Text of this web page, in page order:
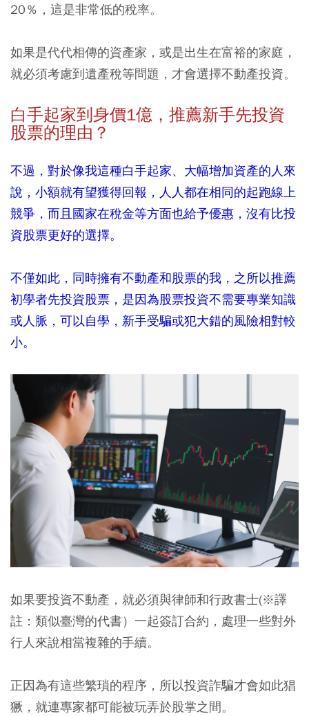
20％，這是非常低的稅率。
如果是代代相傳的資產家，或是出生在富裕的家庭，
就必須考慮到遺產稅等問題，才會選擇不動產投資。
白手起家到身價1億，推薦新手先投資
股票的理由？
不過，對於像我這種白手起家、大幅增加資產的人來
說，小額就有望獲得回報，人人都在相同的起跑線上
競爭，而且國家在稅金等方面也給予優惠，沒有比投
資股票更好的選擇。
不僅如此，同時擁有不動產和股票的我，之所以推薦
初學者先投資股票，是因為股票投資不需要專業知識
或人脈，可以自學，新手受騙或犯大錯的風險相對較
小。
如果要投資不動產，就必須與律師和行政書士(※譯
註：類似臺灣的代書）一起簽訂合約，處理一些對外
行人來說相當複雜的手續。
正因為有這些繁瑣的程序，所以投資詐騙才會如此猖
獗，就連專家都可能被玩弄於股掌之間。